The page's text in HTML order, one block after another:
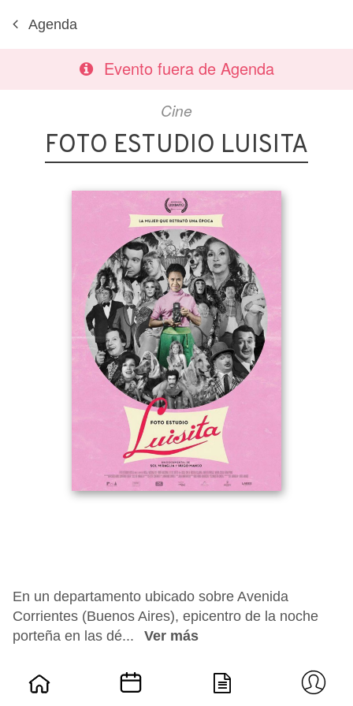
Agenda
Evento fuera de Agenda
Cine
FOTO ESTUDIO LUISITA
En un departamento ubicado sobre Avenida
Corrientes (Buenos Aires), epicentro de la noche
porteña en las dé...
Ver más